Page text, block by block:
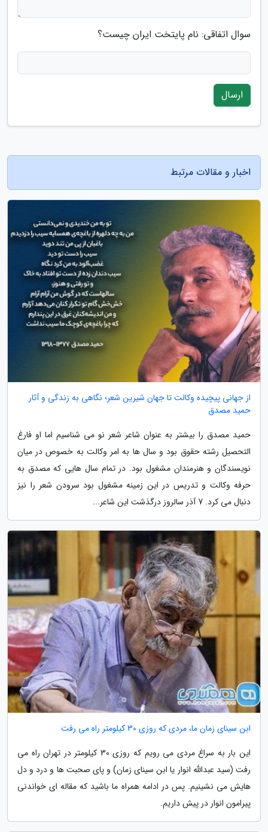
سوال اتفاقی: نام پایتخت ایران چیست؟
ارسال
اخبار و مقالات مرتبط
از جهانی پیچیده وکالت تا جهان شیرین شعر؛ نگاهی به زندگی و آثار
حمید مصدق
حمید مصدق را بیشتر به عنوان شاعر شعر نو می شناسیم اما او فارغ
التحصیل رشته حقوق بود و سال ها به امر وکالت به خصوص در میان
نویسندگان و هنرمندان مشغول بود. در تمام سال هایی که مصدق به
حرفه وکالت و تدریس در این زمینه مشغول بود سرودن شعر را نیز
دنبال می کرد. 7 آذر سالروز درگذشت این شاعر...
ابن سینای زمان ما، مردی که روزی 30 کیلومتر راه می رفت
این بار به سراغ مردی می رویم که روزی 30 کیلومتر در تهران راه می
رفت (سید عبدالله انوار یا ابن سینای زمان) و پای صحبت ها و درد و دل
هایش می نشینیم. پس در ادامه همراه ما باشید که مقاله ای خواندنی
پیرامون انوار در پیش داریم.